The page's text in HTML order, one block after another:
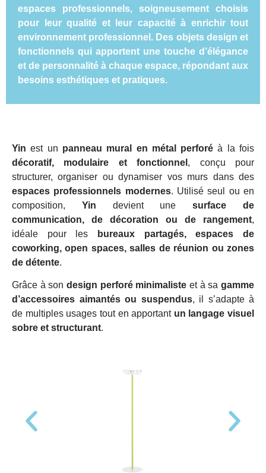
espaces professionnels, soigneusement choisis
pour leur qualité et leur capacité à enrichir tout
environnement professionnel. Des objets design et
fonctionnels qui apportent une touche d’élégance
et de personnalité à chaque espace, répondant aux
besoins esthétiques et pratiques.
Yin est un panneau mural en métal perforé à la fois
décoratif, modulaire et fonctionnel , conçu pour
structurer, organiser ou dynamiser vos murs dans des
espaces professionnels modernes. Utilisé seul ou en
composition, Yin devient unesurface de
communication, de décoration ou de rangement,
idéale pour les
bureaux partagés, espaces de
coworking, open spaces, salles de réunion ou zones
de détente.
Grâce à son design perforé minimaliste et à sagamme
d’accessoires aimantés ou suspendus, il s’adapte à
de multiples usages tout en apportant un langage visuel
sobre et structurant.